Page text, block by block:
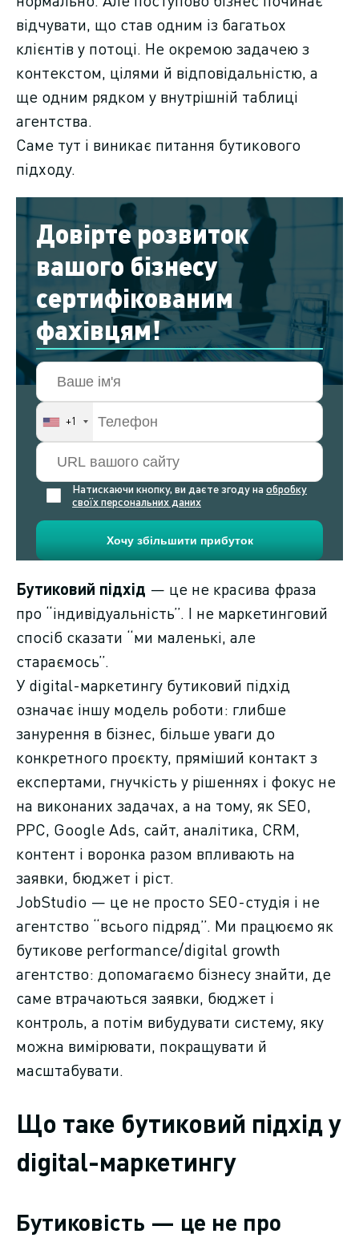
відчувати, що став одним із багатьох
клієнтів у потоці. Не окремою задачею з
контекстом, цілями й відповідальністю, а
ще одним рядком у внутрішній таблиці
агентства.
Саме тут і виникає питання бутикового
підходу.
Довірте розвиток
вашого бізнесу
сертифікованим
фахівцям!
+1
Натискаючи кнопку, ви даєте згоду на обробку
своїх персональних даних
Бутиковий підхід — це не красива фраза
про “індивідуальність”. І не маркетинговий
спосіб сказати “ми маленькі, але
стараємось”.
У digital-маркетингу бутиковий підхід
означає іншу модель роботи: глибше
занурення в бізнес, більше уваги до
конкретного проєкту, пряміший контакт з
експертами, гнучкість у рішеннях і фокус не
на виконаних задачах, а на тому, як SEO,
PPC, Google Ads, сайт, аналітика, CRM,
контент і воронка разом впливають на
заявки, бюджет і ріст.
JobStudio — це не просто SEO-студія і не
агентство “всього підряд”. Ми працюємо як
бутикове performance/digital growth
агентство: допомагаємо бізнесу знайти, де
саме втрачаються заявки, бюджет і
контроль, а потім вибудувати систему, яку
можна вимірювати, покращувати й
масштабувати.
Що таке бутиковий підхід у
digital-маркетингу
Бутиковість — це не про